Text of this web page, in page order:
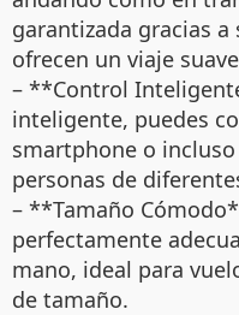
garantizada gracias
ofrecen un viaje
– **Control
inteligente, puedes
smartphone o
personas de
– **Tamaño
perfectamente
mano, ideal para
de tamaño.